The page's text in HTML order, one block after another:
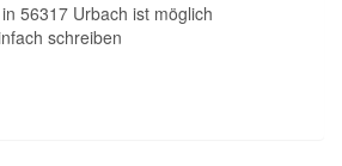
56317 Urbach ist möglich
schreiben